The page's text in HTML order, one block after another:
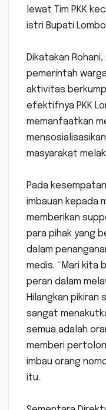
lewat Tim PKK
istri Bupati
Dikatakan
pemerintah
aktivitas
efektifnya PKK
memanfaatkan
masyarakat
Pada
imbauan kepada
memberikan
para pihak yang
dalam
medis. “Mari kita
peran dalam
Hilangkan
sangat
semua adalah
memberi
imbau orang
itu.